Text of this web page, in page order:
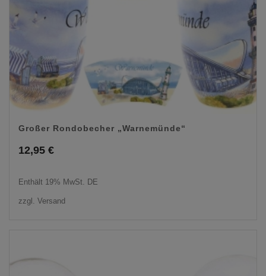
Großer Rondobecher „Warnemünde“
12,95 €
Enthält 19% MwSt. DE
zzgl. Versand